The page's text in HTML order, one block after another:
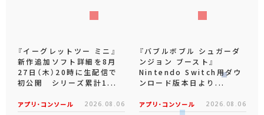
『イーグレットツー ミニ』
新作追加ソフト詳細を8月
27日（木）20時に生配信で
初公開 シリーズ累計1...
アプリ･コンソール 2026.08.06
『バブルボブル シュガーダ
ンジョン ブースト』
Nintendo Switch用ダウ
ンロード版本日より...
アプリ･コンソール 2026.08.06